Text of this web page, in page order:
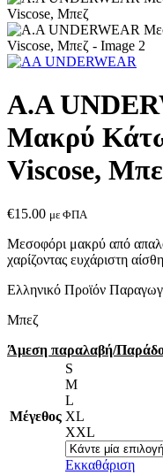
Α.A
Μακρύ
Viscose,
€15.00 με ΦΠΑ
Μεσοφόρι μακρύ από
χαρίζοντας ευχάριστη
Ελληνικό Προϊόν
Μπεζ
Άμεση παραλαβή/
Μέγεθος
S
M
L
XL
XXL
Εκκαθάριση